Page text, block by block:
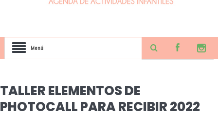
Menú
TALLER ELEMENTOS DE
PHOTOCALL PARA RECIBIR 2022